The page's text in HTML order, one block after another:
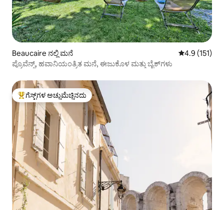
Beaucaire ನಲ್ಲಿ ಮನೆ 5 ರಲ್ಲಿ 4.9
4.9 (151)
ಪ್ರೊವೆನ್ಸ್, ಹವಾನಿಯಂತ್ರಿತ ಮನೆ, ಈಜುಕೊಳ ಮತ್ತು ಬೈಕ್‌ಗಳು
ಗೆಸ್ಟ್‌ಗಳಿಗೆ ಅತಿ ಹೆಚ್ಚು ಅಚ್ಚುಮೆಚ್ಚಿನದು
ಗೆಸ್ಟ್‌ಗಳ ಅಚ್ಚುಮೆಚ್ಚಿನದು